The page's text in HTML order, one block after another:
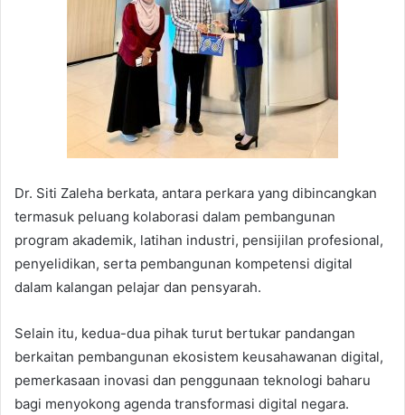
Dr. Siti Zaleha berkata, antara perkara yang dibincangkan
termasuk peluang kolaborasi dalam pembangunan
program akademik, latihan industri, pensijilan profesional,
penyelidikan, serta pembangunan kompetensi digital
dalam kalangan pelajar dan pensyarah.
Selain itu, kedua-dua pihak turut bertukar pandangan
berkaitan pembangunan ekosistem keusahawanan digital,
pemerkasaan inovasi dan penggunaan teknologi baharu
bagi menyokong agenda transformasi digital negara.